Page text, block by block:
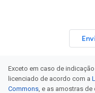
Exceto em caso de
licenciado de acordo com a
Commons, e as amostras